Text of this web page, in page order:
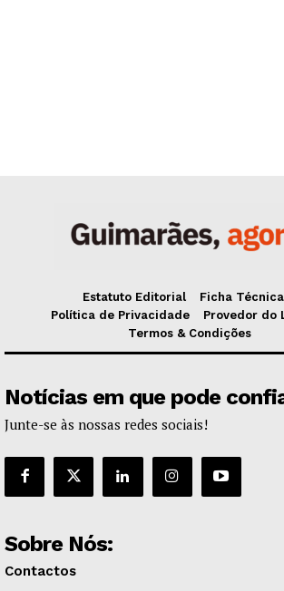
Estatuto Editorial
Ficha Técnica
Política de Privacidade
Provedor do
Termos & Condições
Notícias em que pode
Junte-se às nossas redes sociais!
Sobre Nós:
Contactos